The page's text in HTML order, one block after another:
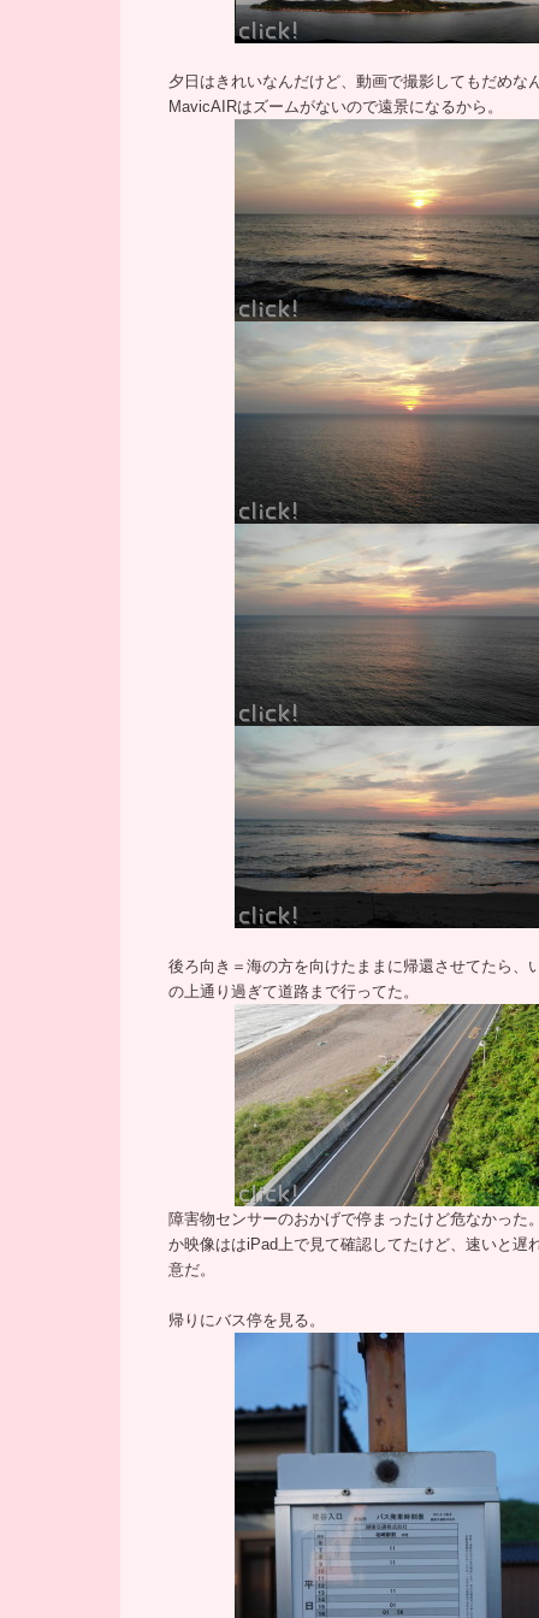
夕日はきれいなんだけど、動画で撮影してもだめな
MavicAIRはズームがないので遠景になるから。
後ろ向き＝海の方を向けたままに帰還させてたら、
の上通り過ぎて道路まで行ってた。
障害物センサーのおかげで停まったけど危なかった
か映像ははiPad上で見て確認してたけど、速いと遅
意だ。
帰りにバス停を見る。